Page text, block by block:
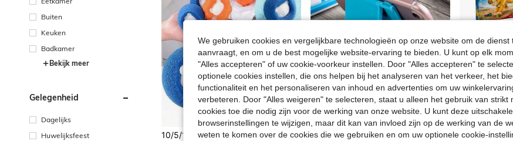
Buiten
Keuken
Badkamer
Bekijk meer
Gelegenheid
Dagelijks
Huwelijksfeest
10/5/1 stuk Wasballen voor het verwijderen van dierenharen, pluizige wasballen, voorkomen dat kleding in de knoop raakt, reinigingsballen voor de wasmachine, herbruikbare pluizenfilter, houden kleding en beddengoed vrij van dierenharen, essentieel voor huisdiereigenaren - verbeteren de waservaring thuis en in hotels, ideaal voor de start van het schooljaar
Bespaar 0.66€
-19% Opvouwbare houder, universele telefoonhouder, gripbeugel voor tablet, telefoonstandaard, multi-hoek desktophouder, compatibel met Samsung/iPhone/XIa, Omi, compatibel met iPhone, Android-telefoon, cadeau voor verjaardagen, familie, vrienden, telefoonaccessoires SHEIN
We gebruiken cookies en vergelijkbare technologieën op onze website om de dienst
aanvraagt, en om u de best mogelijke website-ervaring te bieden. U kunt op elk
"Alles accepteren" of uw cookie-voorkeur instellen. Door "Alles accepteren" te
optionele cookies instellen, die ons helpen bij het analyseren van het verkeer, het
functionaliteit en het personaliseren van inhoud en advertenties om uw
verbeteren. Door "Alles weigeren" te selecteren, staat u alleen het gebruik van strikt
cookies toe die nodig zijn voor de werking van onze website. U kunt deze
browserinstellingen te wijzigen, maar dit kan van invloed zijn op de werking van de
weten te komen over de cookies die we gebruiken en om uw optionele cookie-